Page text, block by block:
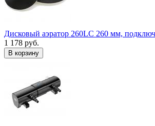
Дисковый аэратор 260LC 260 мм,
1 178 руб.
В корзину